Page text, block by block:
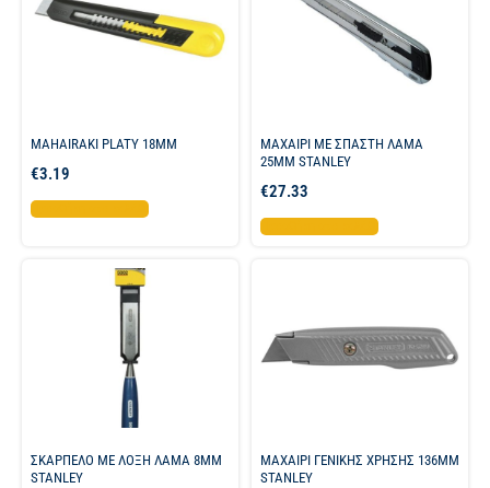
MAHAIRAKI PLATY 18MM
€3.19
Προσθήκη στο καλάθι
ΜΑΧΑΙΡΙ ΜΕ ΣΠΑΣΤΗ ΛΑΜΑ
25MM STANLEY
€27.33
Προσθήκη στο καλάθι
ΣΚΑΡΠΕΛΟ ΜΕ ΛΟΞΗ ΛΑΜΑ 8MM
STANLEY
ΜΑΧΑΙΡΙ ΓΕΝΙΚΗΣ ΧΡΗΣΗΣ 136ΜΜ
STANLEY